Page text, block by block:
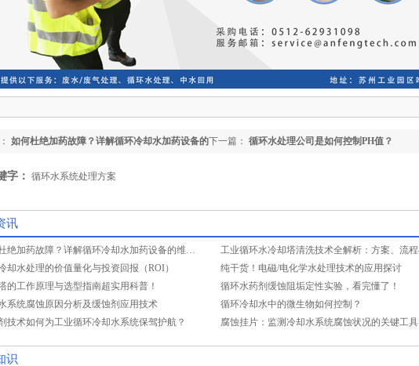
下一篇： 循环水处理公司是如何控制PH值？
如何杜绝加药故障？详解循环冷却水加药设备的
字： 循环水系统处理方案
讯
如何杜绝加药故障？详解循环冷却水加药设备的维保要点与预防性维护
却水处理的价值量化与投资回报（ROI）
纯干货！电磁/电化学水处理技术的应用探讨
的工作原理与选型指南超实用科普！
循环水药剂缓蚀阻垢定性实验，看完懂了！
系统腐蚀原因分析及缓蚀剂应用技术
循环冷却水中的微生物如何控制？
技术如何为工业循环冷却水系统保驾护航？
腐蚀挂片：监测冷却水系统腐蚀状况的关键工具
识